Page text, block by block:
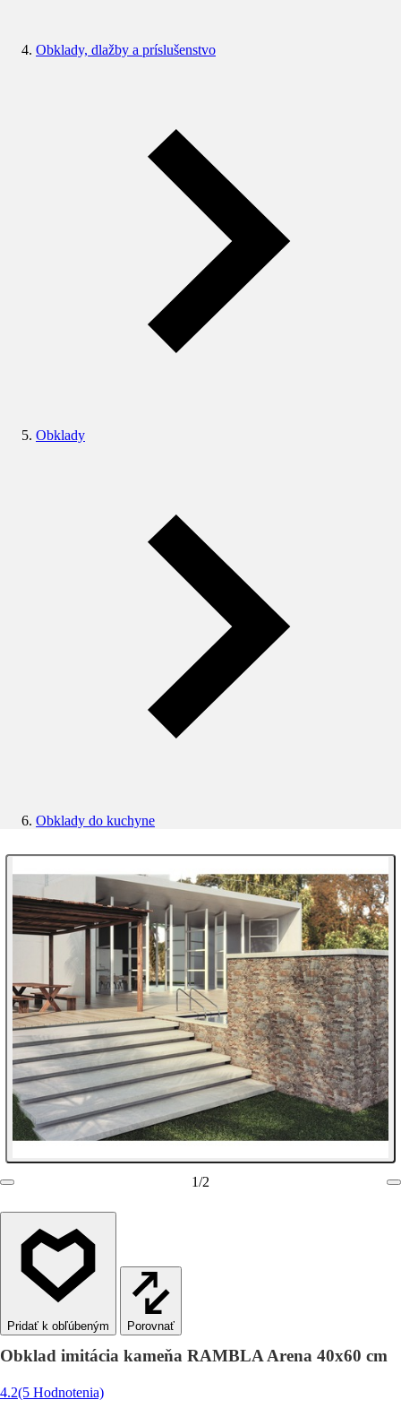
Obklady, dlažby a príslušenstvo
Obklady
Obklady do kuchyne
1/2
Porovnať
Obklad imitácia kameňa RAMBLA Arena 40x60 cm
4.2(5 Hodnotenia)